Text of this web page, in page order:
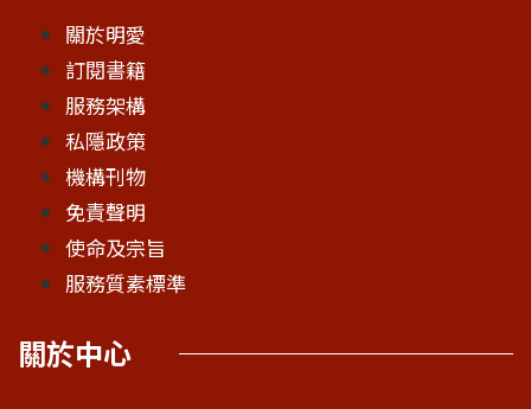
關於明愛
訂閱書籍
服務架構
私隱政策
機構刊物
免責聲明
使命及宗旨
服務質素標準
關於中心